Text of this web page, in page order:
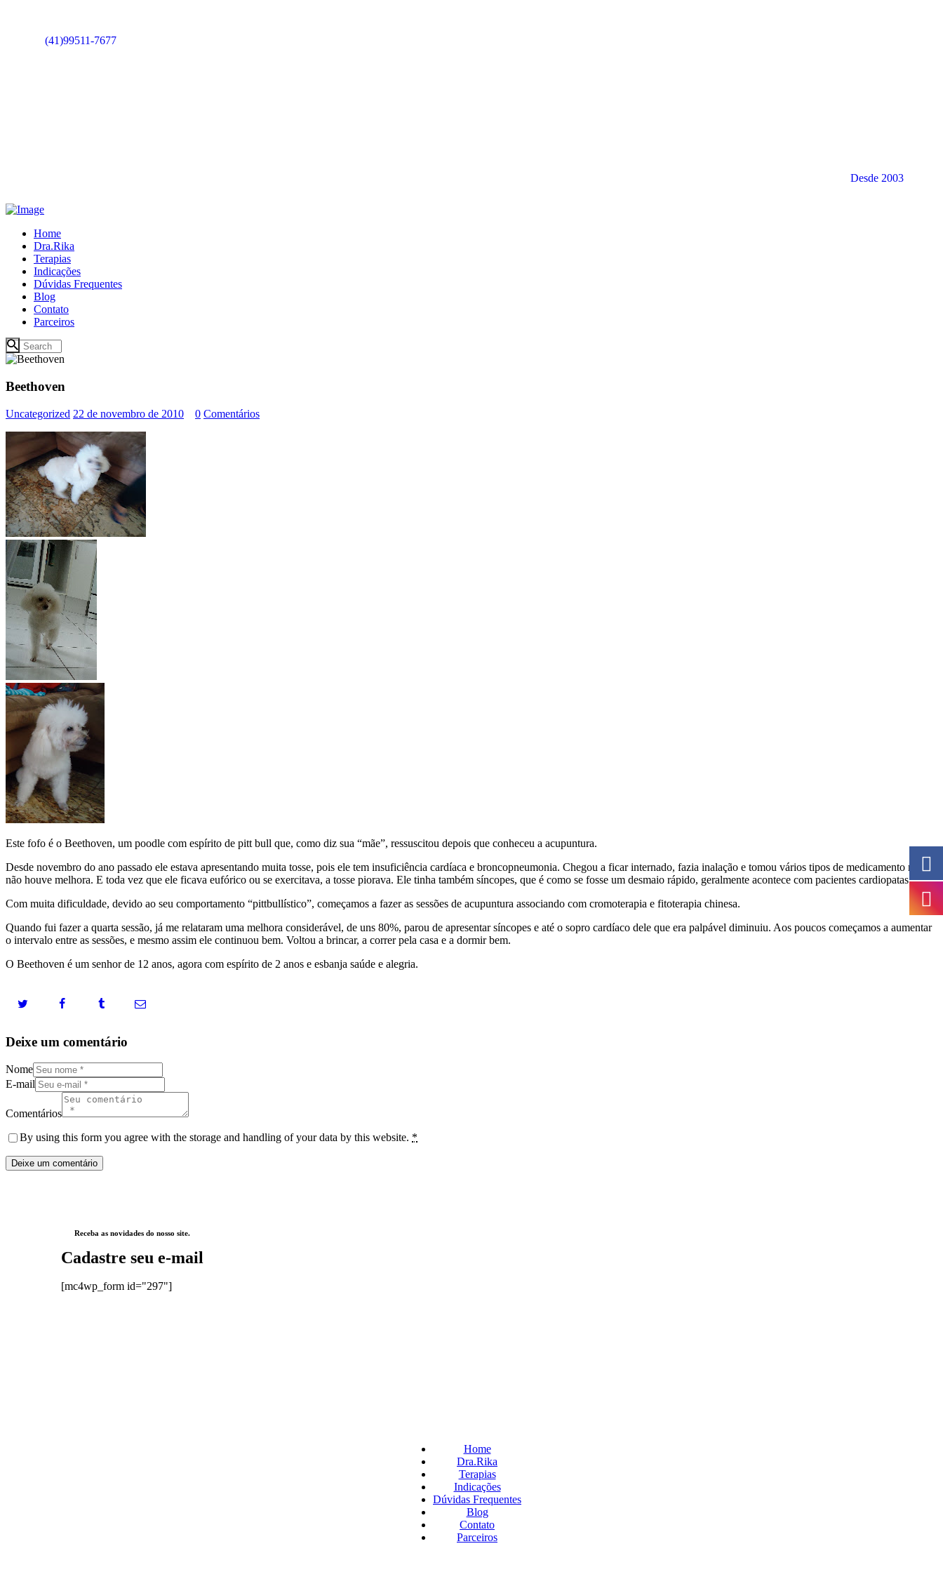
(41)99511-7677
Desde 2003
Home
Dra.Rika
Terapias
Indicações
Dúvidas Frequentes
Blog
Contato
Parceiros
Beethoven
Uncategorized 22 de novembro de 2010 0 Comentários
Este fofo é o Beethoven, um poodle com espírito de pitt bull que, como diz sua “mãe”, ressuscitou depois que conheceu a acupuntura.
Desde novembro do ano passado ele estava apresentando muita tosse, pois ele tem insuficiência cardíaca e broncopneumonia. Chegou a ficar internado, fazia inalação e tomou vários tipos de medicamento mas
não houve melhora. E toda vez que ele ficava eufórico ou se exercitava, a tosse piorava. Ele tinha também síncopes, que é como se fosse um desmaio rápido, geralmente acontece com pacientes cardiopatas.
Com muita dificuldade, devido ao seu comportamento “pittbullístico”, começamos a fazer as sessões de acupuntura associando com cromoterapia e fitoterapia chinesa.
Quando fui fazer a quarta sessão, já me relataram uma melhora considerável, de uns 80%, parou de apresentar síncopes e até o sopro cardíaco dele que era palpável diminuiu. Aos poucos começamos a aumentar
o intervalo entre as sessões, e mesmo assim ele continuou bem. Voltou a brincar, a correr pela casa e a dormir bem.
O Beethoven é um senhor de 12 anos, agora com espírito de 2 anos e esbanja saúde e alegria.
Deixe um comentário
Nome
E-mail
Comentários
By using this form you agree with the storage and handling of your data by this website. *
Receba as novidades do nosso site.
Cadastre seu e-mail
[mc4wp_form id="297"]
Home
Dra.Rika
Terapias
Indicações
Dúvidas Frequentes
Blog
Contato
Parceiros